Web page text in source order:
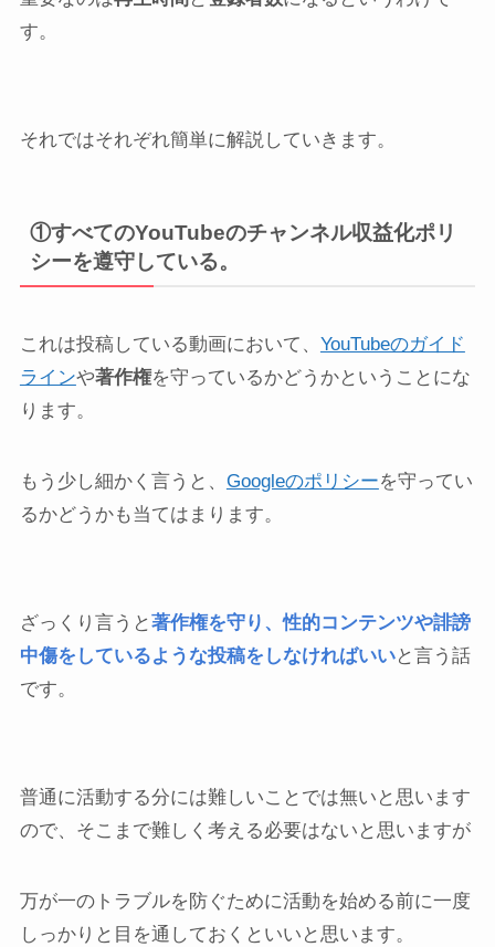
す。
それではそれぞれ簡単に解説していきます。
①すべてのYouTubeのチャンネル収益化ポリ
シーを遵守している。
これは投稿している動画において、 YouTubeのガイド
ラインや著作権を守っているかどうかということにな
ります。
もう少し細かく言うと、 Googleのポリシーを守ってい
るかどうかも当てはまります。
ざっくり言うと著作権を守り、性的コンテンツや誹謗
中傷をしているような投稿をしなければいいと言う話
です。
普通に活動する分には難しいことでは無いと思います
ので、そこまで難しく考える必要はないと思いますが
万が一のトラブルを防ぐために活動を始める前に一度
しっかりと目を通しておくといいと思います。